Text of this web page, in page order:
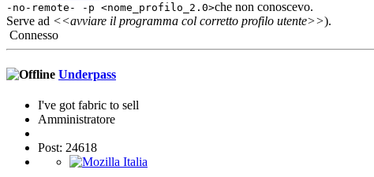
-no-remote- -p <nome_profilo_2.0>che non conoscevo.
Serve ad <<avviare il programma col corretto profilo utente>>).
Connesso
Underpass
I've got fabric to sell
Amministratore
Post: 24618